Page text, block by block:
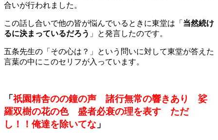
合いが行われました。
この話し合いで他の皆が悩んでいるときに東堂は「 当然続け
るに決まっているだろう 」と発言したのです。
五条先生の「その心は？」という問いに対して東堂が答えた
言葉の中にこのセリフが入っています。
「祇園精舎のの鐘の声 諸行無常の響きあり 娑
羅双樹の花の色 盛者必衰の理を表す ただ
し！！俺達を除いてな 」